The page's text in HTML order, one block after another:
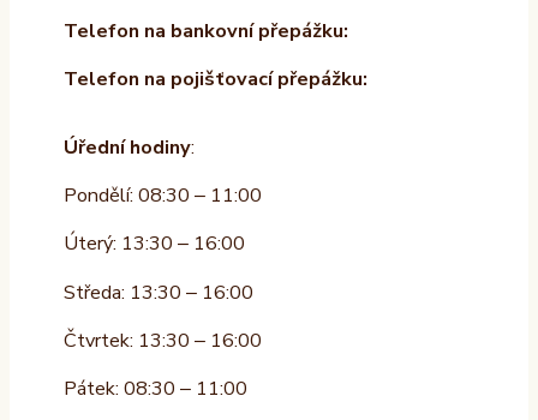
Telefon na bankovní přepážku:
Telefon na pojišťovací přepážku:
Úřední hodiny:
Pondělí: 08:30 – 11:00
Úterý: 13:30 – 16:00
Středa: 13:30 – 16:00
Čtvrtek: 13:30 – 16:00
Pátek: 08:30 – 11:00